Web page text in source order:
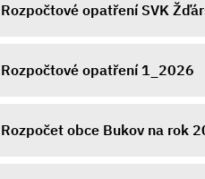
Rozpočtové opatření SVK
Rozpočtové opatření 1_2026
Rozpočet obce Bukov na rok